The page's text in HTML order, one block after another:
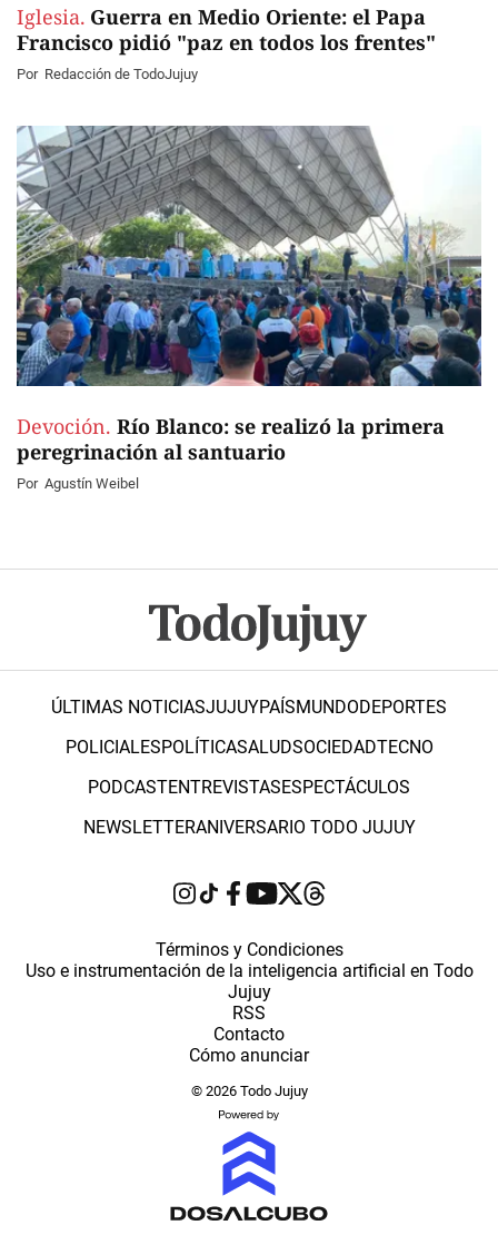
Iglesia. Guerra en Medio Oriente: el Papa
Francisco pidió "paz en todos los frentes"
Por Redacción de TodoJujuy
Devoción. Río Blanco: se realizó la primera
peregrinación al santuario
Por Agustín Weibel
ÚLTIMAS NOTICIASJUJUYPAÍSMUNDODEPORTES
POLICIALESPOLÍTICASALUDSOCIEDADTECNO
PODCASTENTREVISTASESPECTÁCULOS
NEWSLETTERANIVERSARIO TODO JUJUY
Términos y Condiciones
Uso e instrumentación de la inteligencia artificial en Todo
Jujuy
RSS
Contacto
Cómo anunciar
© 2026 Todo Jujuy